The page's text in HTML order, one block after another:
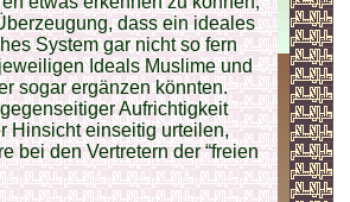
dass ein ideales
System gar nicht so fern
Ideals Muslime und
sogar ergänzen könnten.
Aufrichtigkeit
Hinsicht einseitig urteilen,
bei den Vertretern der “freien